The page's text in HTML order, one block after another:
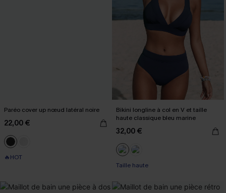
Paréo cover up nœud latéral noire
22,00 €
🔥HOT
Bikini longline à col en V et taille
haute classique bleu marine
32,00 €
Taille haute